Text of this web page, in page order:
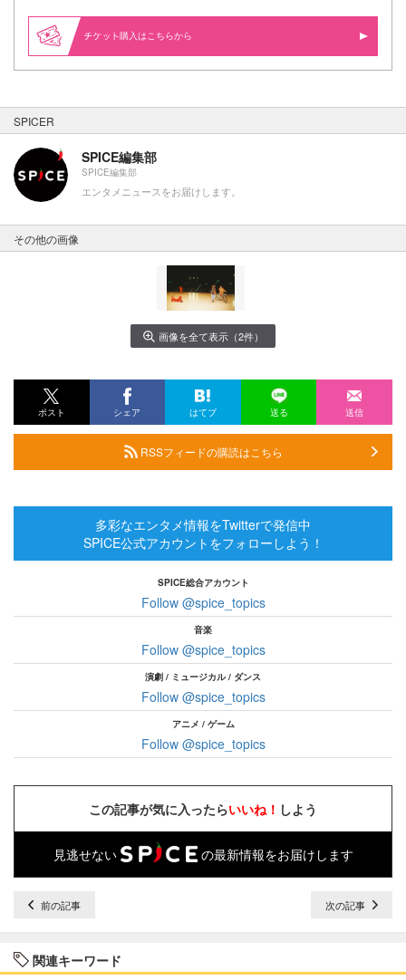
購入はこちらから
SPICER
SPICE編集部
SPICE編集部
エンタメニュースをお届けします。
その他の画像
画像を全て表示（2件）
ポスト シェア はてブ 送る 送信
RSSフィードの購読はこちら
多彩なエンタメ情報をTwitterで発信中
SPICE公式アカウントをフォローしよう！
SPICE総合アカウント
Follow @spice_topics
音楽
Follow @spice_topics
演劇 / ミュージカル / ダンス
Follow @spice_topics
アニメ / ゲーム
Follow @spice_topics
この記事が気に入ったらいいね！ しよう
見逃せない の最新情報をお届けします
前の記事 次の記事
関連キーワード